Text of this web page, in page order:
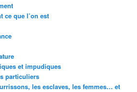
ce que l’on est
et impudiques
particuliers
les esclaves, les femmes… et